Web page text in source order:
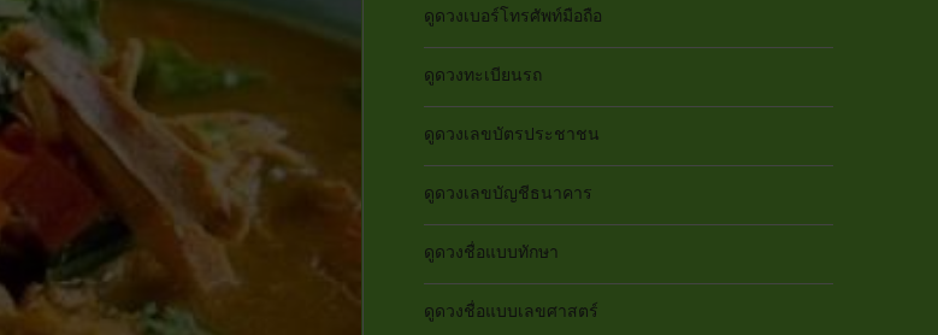
ดูดวงเบอร์โทรศัพท์มือถือ
ดูดวงทะเบียนรถ
ดูดวงเลขบัตรประชาชน
ดูดวงเลขบัญชีธนาคาร
ดูดวงชื่อแบบทักษา
ดูดวงชื่อแบบเลขศาสตร์